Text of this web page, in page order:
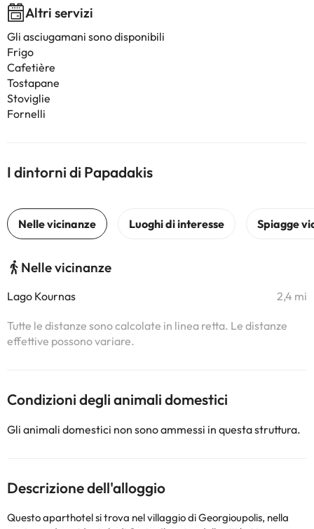
Altri servizi
Gli asciugamani sono disponibili
Frigo
Cafetière
Tostapane
Stoviglie
Fornelli
I dintorni di Papadakis
Nelle vicinanze
Lago Kournas 2,4 mi
Tutte le distanze sono calcolate in linea retta. Le distanze
effettive possono variare.
Condizioni degli animali domestici
Gli animali domestici non sono ammessi in questa struttura.
Descrizione dell'alloggio
Questo aparthotel si trova nel villaggio di Georgioupolis, nella